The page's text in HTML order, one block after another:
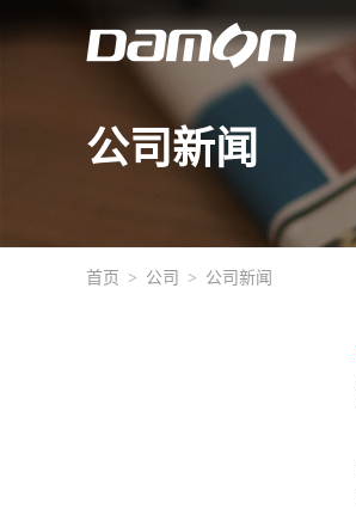
公司新闻
首页 公司 公司新闻